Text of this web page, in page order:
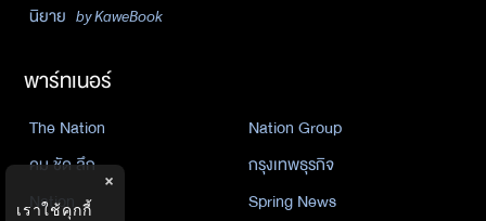
นิยาย by KaweBook
พาร์ทเนอร์
The Nation
Nation Group
คม ชัด ลึก
กรุงเทพธุรกิจ
Nation
Spring News
×
เราใช้คุกกี้